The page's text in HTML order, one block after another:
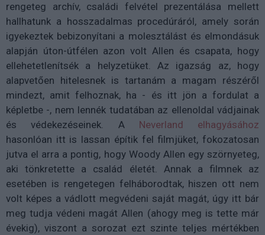
rengeteg archív, családi felvétel prezentálása mellett
hallhatunk a hosszadalmas procedúráról, amely során
igyekeztek bebizonyítani a molesztálást és elmondásuk
alapján úton-útfélen azon volt Allen és csapata, hogy
ellehetetlenítsék a helyzetüket. Az igazság az, hogy
alapvetően hitelesnek is tartanám a magam részéről
mindezt, amit felhoznak, ha - és itt jön a fordulat a
képletbe -, nem lennék tudatában az ellenoldal vádjainak
és védekezéseinek. A Neverland elhagyásához
hasonlóan itt is lassan építik fel filmjüket, fokozatosan
jutva el arra a pontig, hogy Woody Allen egy szörnyeteg,
aki tönkretette a család életét. Annak a filmnek az
esetében is rengetegen felháborodtak, hiszen ott nem
volt képes a vádlott megvédeni saját magát, úgy itt bár
meg tudja védeni magát Allen (ahogy meg is tette már
évekig), viszont a sorozat ezt szinte teljes mértékben